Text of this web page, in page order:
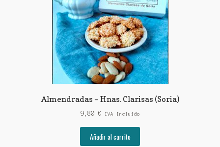
Almendradas – Hnas. Clarisas (Soria)
9,80 € IVA Incluido
Añadir al carrito